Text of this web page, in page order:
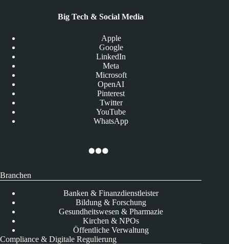
Big Tech & Social Media
Apple
Google
LinkedIn
Meta
Microsoft
OpenAI
Pinterest
Twitter
YouTube
WhatsApp
Branchen
Banken & Finanzdienstleister
Bildung & Forschung
Gesundheitswesen & Pharmazie
Kirchen & NPOs
Öffentliche Verwaltung
Compliance & Digitale Regulierung